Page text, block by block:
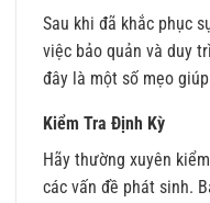
Sau khi đã khắc phục
việc bảo quản và duy
đây là một số mẹo
Kiểm Tra Định Kỳ
Hãy thường xuyên
các vấn đề phát sinh.